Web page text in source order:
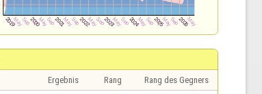
Ergebnis Rang Rang des Gegners